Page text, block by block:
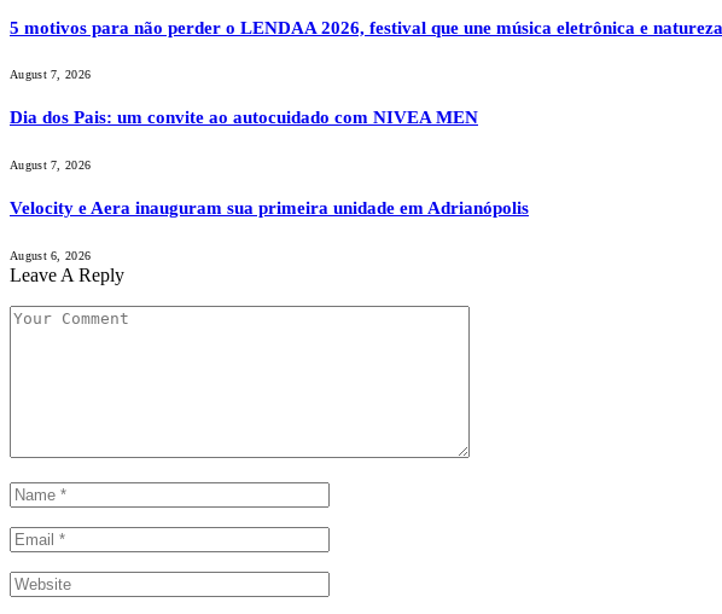
5 motivos para não perder o LENDAA 2026, festival que une música eletrônica e
August 7, 2026
Dia dos Pais: um convite ao autocuidado com NIVEA MEN
August 7, 2026
Velocity e Aera inauguram sua primeira unidade em Adrianópolis
August 6, 2026
Leave A Reply